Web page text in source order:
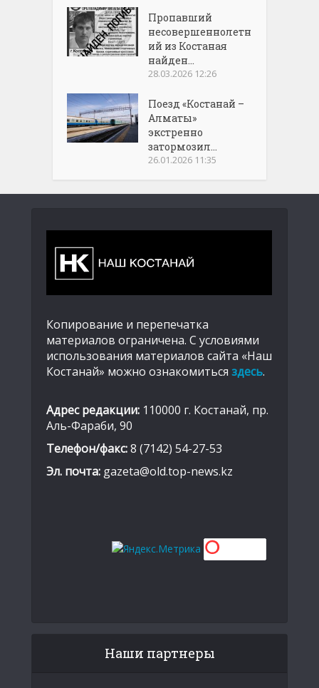
Пропавший
несовершеннолетн
ий из Костаная
найден...
28.03.2026 12:26
Поезд «Костанай –
Алматы»
экстренно
затормозил...
26.01.2026 11:35
Копирование и перепечатка
материалов ограничена. С условиями
использования материалов сайта «Наш
Костанай» можно ознакомиться здесь.
Адрес редакции: 110000 г. Костанай, пр.
Аль-Фараби, 90
Телефон/факс:8 (7142) 54-27-53
Эл. почта: gazeta@old.top-news.kz
Наши партнеры